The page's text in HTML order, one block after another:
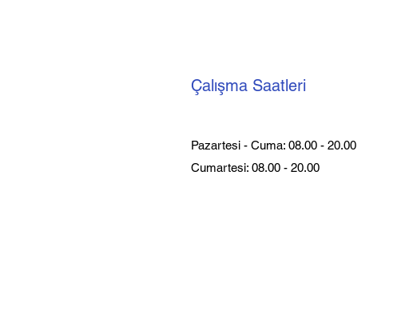
Çalışma Saatleri
Pazartesi - Cuma: 08.00 - 20.00
Cumartesi: 08.00 - 20.00